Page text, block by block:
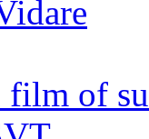
film of